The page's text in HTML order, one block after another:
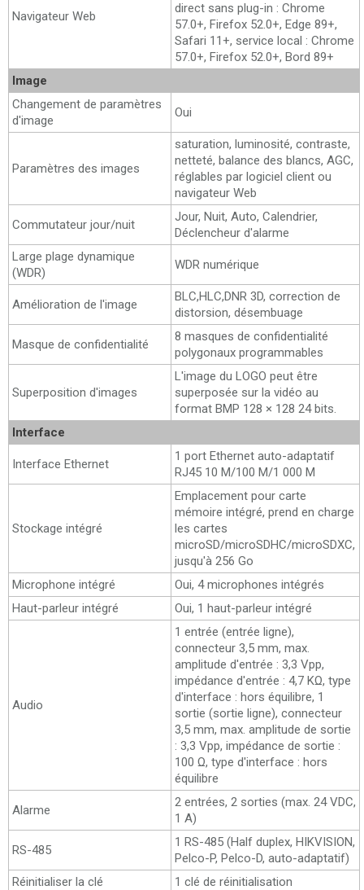
Navigateur Web
direct sans plug-in : Chrome
57.0+, Firefox 52.0+, Edge 89+,
Safari 11+, service local : Chrome
57.0+, Firefox 52.0+, Bord 89+
Image
Changement de paramètres
d'image
Oui
Paramètres des images
saturation, luminosité, contraste,
netteté, balance des blancs, AGC,
réglables par logiciel client ou
navigateur Web
Commutateur jour/nuit
Jour, Nuit, Auto, Calendrier,
Déclencheur d'alarme
Large plage dynamique
(WDR)
WDR numérique
Amélioration de l'image
BLC,HLC,DNR 3D, correction de
distorsion, désembuage
Masque de confidentialité
8 masques de confidentialité
polygonaux programmables
Superposition d'images
L'image du LOGO peut être
superposée sur la vidéo au
format BMP 128 × 128 24 bits.
Interface
Interface Ethernet
1 port Ethernet auto-adaptatif
RJ45 10 M/100 M/1 000 M
Stockage intégré
Emplacement pour carte
mémoire intégré, prend en charge
les cartes
microSD/microSDHC/microSDXC,
jusqu'à 256 Go
Microphone intégré
Oui, 4 microphones intégrés
Haut-parleur intégré
Oui, 1 haut-parleur intégré
Audio
1 entrée (entrée ligne),
connecteur 3,5 mm, max.
amplitude d'entrée : 3,3 Vpp,
impédance d'entrée : 4,7 KΩ, type
d'interface : hors équilibre, 1
sortie (sortie ligne), connecteur
3,5 mm, max. amplitude de sortie
: 3,3 Vpp, impédance de sortie :
100 Ω, type d'interface : hors
équilibre
Alarme
2 entrées, 2 sorties (max. 24 VDC,
1 A)
RS-485
1 RS-485 (Half duplex, HIKVISION,
Pelco-P, Pelco-D, auto-adaptatif)
Réinitialiser la clé
1 clé de réinitialisation